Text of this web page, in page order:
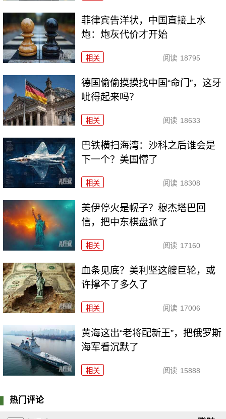
菲律宾告洋状，中国直接上水
炮：炮灰代价才开始
相关 阅读 18795
德国偷偷摸摸找中国“命门”，这牙
呲得起来吗？
相关 阅读 18633
巴铁横扫海湾：沙科之后谁会是
下一个？美国懵了
相关 阅读 18308
美伊停火是幌子？穆杰塔巴回
信，把中东棋盘掀了
相关 阅读 17160
血条见底？美利坚这艘巨轮，或
许撑不了多久了
相关 阅读 17006
黄海这出“老将配新王”，把俄罗斯
海军看沉默了
相关 阅读 15888
热门评论